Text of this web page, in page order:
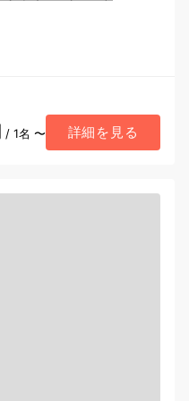
/ 1名 〜 詳細を見る